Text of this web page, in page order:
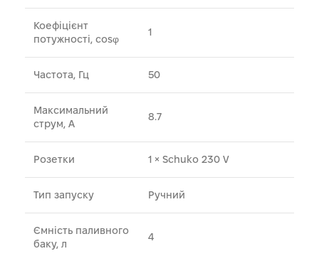
Коефіцієнт
потужності, cosφ
1
Частота, Гц 50
Максимальний
струм, А
8.7
Розетки 1 × Schuko 230 V
Тип запуску Ручний
Ємність паливного
баку, л
4